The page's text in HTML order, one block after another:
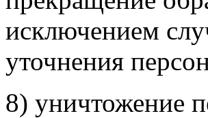
исключением
уточнения
8) уничтожение